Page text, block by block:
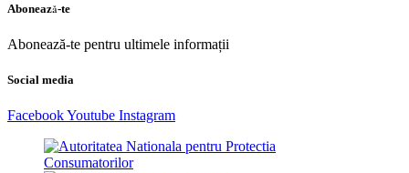
Abonează-te
Abonează-te pentru ultimele informații
Social media
FacebookYoutube Instagram